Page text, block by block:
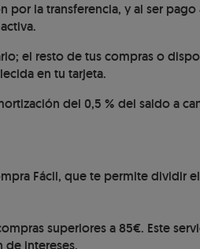
por la transferencia, y al ser
el resto de tus compras o
en tu tarjeta.
del 0,5 % del saldo a
Fácil, que te permite dividir
superiores a 85€. Este
intereses.